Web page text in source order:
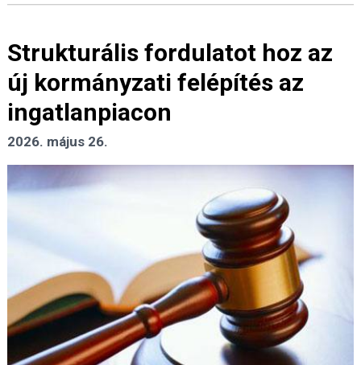
Strukturális fordulatot hoz az
új kormányzati felépítés az
ingatlanpiacon
2026. május 26.